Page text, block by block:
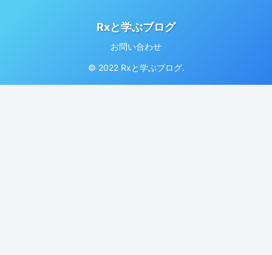
Rxと学ぶブログ
お問い合わせ
© 2022 Rxと学ぶブログ.